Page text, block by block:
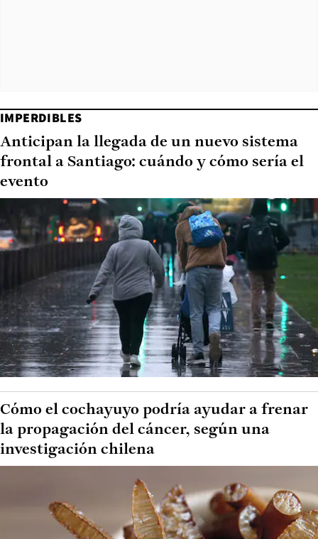
IMPERDIBLES
Anticipan la llegada de un nuevo sistema
frontal a Santiago: cuándo y cómo sería el
evento
Cómo el cochayuyo podría ayudar a frenar
la propagación del cáncer, según una
investigación chilena